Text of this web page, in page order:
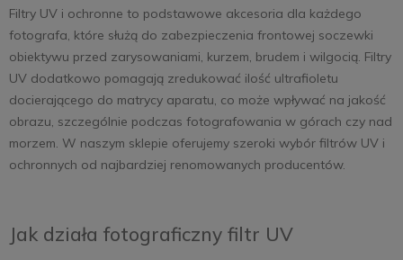
Filtry UV i ochronne to podstawowe akcesoria dla każdego
fotografa, które służą do zabezpieczenia frontowej soczewki
obiektywu przed zarysowaniami, kurzem, brudem i wilgocią. Filtry
UV dodatkowo pomagają zredukować ilość ultrafioletu
docierającego do matrycy aparatu, co może wpływać na jakość
obrazu, szczególnie podczas fotografowania w górach czy nad
morzem. W naszym sklepie oferujemy szeroki wybór filtrów UV i
ochronnych od najbardziej renomowanych producentów.
Jak działa fotograficzny filtr UV